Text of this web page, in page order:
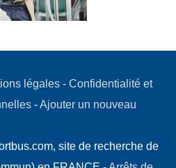
légales- Confidentialité et
-Ajouter un nouveau
site de recherche de